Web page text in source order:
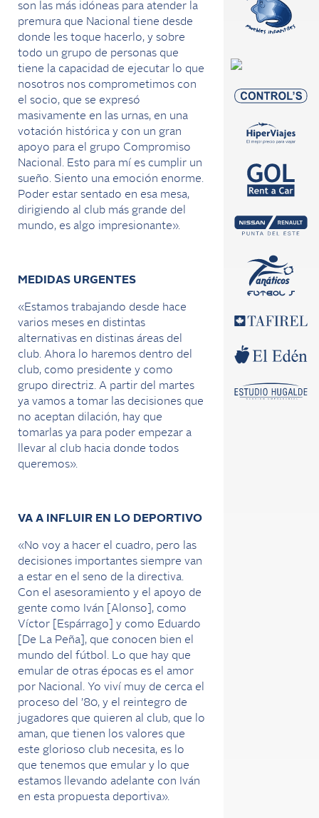
son las más idóneas para atender la
premura que Nacional tiene desde
donde les toque hacerlo, y sobre
todo un grupo de personas que
tiene la capacidad de ejecutar lo que
nosotros nos comprometimos con
el socio, que se expresó
masivamente en las urnas, en una
votación histórica y con un gran
apoyo para el grupo Compromiso
Nacional. Esto para mí es cumplir un
sueño. Siento una emoción enorme.
Poder estar sentado en esa mesa,
dirigiendo al club más grande del
mundo, es algo impresionante».
MEDIDAS URGENTES
«Estamos trabajando desde hace
varios meses en distintas
alternativas en distinas áreas del
club. Ahora lo haremos dentro del
club, como presidente y como
grupo directriz. A partir del martes
ya vamos a tomar las decisiones que
no aceptan dilación, hay que
tomarlas ya para poder empezar a
llevar al club hacia donde todos
queremos».
VA A INFLUIR EN LO DEPORTIVO
«No voy a hacer el cuadro, pero las
decisiones importantes siempre van
a estar en el seno de la directiva.
Con el asesoramiento y el apoyo de
gente como Iván [Alonso], como
Víctor [Espárrago] y como Eduardo
[De La Peña], que conocen bien el
mundo del fútbol. Lo que hay que
emular de otras épocas es el amor
por Nacional. Yo viví muy de cerca el
proceso del ’80, y el reintegro de
jugadores que quieren al club, que lo
aman, que tienen los valores que
este glorioso club necesita, es lo
que tenemos que emular y lo que
estamos llevando adelante con Iván
en esta propuesta deportiva».